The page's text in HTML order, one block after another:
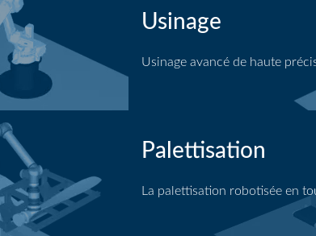
Usinage
Usinage avancé de haute
Palettisation
La palettisation robotisée en
Application de palettisation